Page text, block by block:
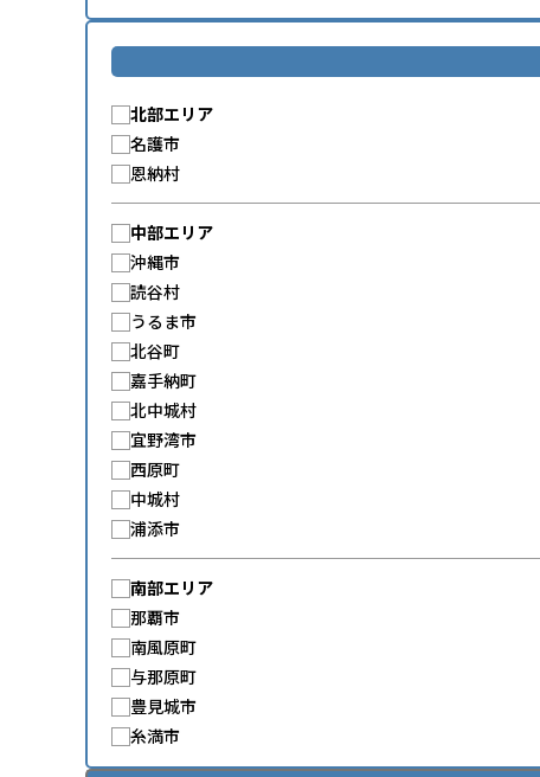
北部エリア
名護市
恩納村
中部エリア
沖縄市
読谷村
うるま市
北谷町
嘉手納町
北中城村
宜野湾市
西原町
中城村
浦添市
南部エリア
那覇市
南風原町
与那原町
豊見城市
糸満市